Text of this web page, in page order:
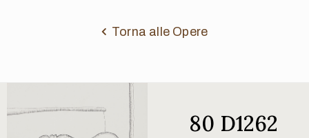
critici
Torna alle Opere
80 D1262